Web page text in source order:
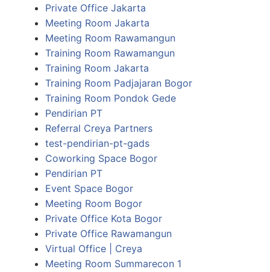
Private Office Jakarta
Meeting Room Jakarta
Meeting Room Rawamangun
Training Room Rawamangun
Training Room Jakarta
Training Room Padjajaran Bogor
Training Room Pondok Gede
Pendirian PT
Referral Creya Partners
test-pendirian-pt-gads
Coworking Space Bogor
Pendirian PT
Event Space Bogor
Meeting Room Bogor
Private Office Kota Bogor
Private Office Rawamangun
Virtual Office | Creya
Meeting Room Summarecon 1